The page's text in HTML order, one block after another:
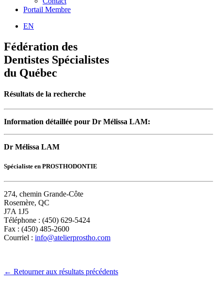
Portail Membre
EN
Fédération des
Dentistes Spécialistes
du Québec
Résultats de la recherche
Information détaillée pour Dr Mélissa LAM:
Dr Mélissa LAM
Spécialiste en PROSTHODONTIE
274, chemin Grande-Côte
Rosemère, QC
J7A 1J5
Téléphone : (450) 629-5424
Fax : (450) 485-2600
Courriel : info@atelierprostho.com
← Retourner aux résultats précédents